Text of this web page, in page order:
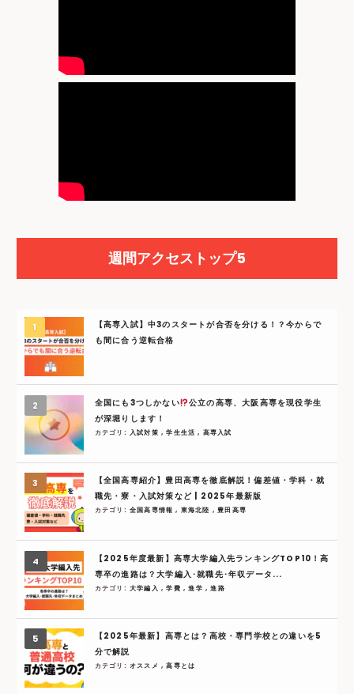
週間アクセストップ5
【高専入試】中3のスタートが合否を分ける！？今からで
も間に合う逆転合格
全国にも3つしかない
公立の高専、大阪高専を現役学生
が深堀りします！
カテゴリ: 入試対策 ,学生生活, 高専入試
【全国高専紹介】豊田高専を徹底解説！偏差値・学科・就
職先・寮・入試対策など | 2025年最新版
カテゴリ: 全国高専情報, 東海北陸 ,豊田高専
【2025年度最新】高専大学編入先ランキングTOP10！高
専卒の進路は？大学編入･就職先･年収データ...
カテゴリ: 大学編入 ,学費 ,進学 ,進路
【2025年最新】高専とは？高校・専門学校との違いを5
分で解説
カテゴリ: オススメ ,高専とは